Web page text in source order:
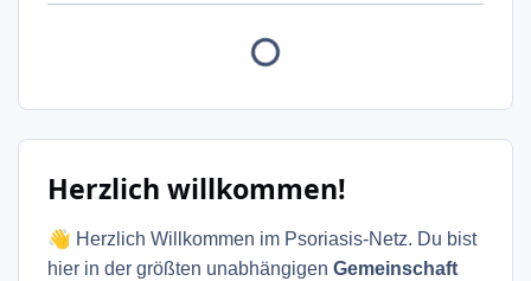
Herzlich willkommen!
👋 Herzlich Willkommen im Psoriasis-Netz. Du bist
hier in der größten unabhängigen Gemeinschaft